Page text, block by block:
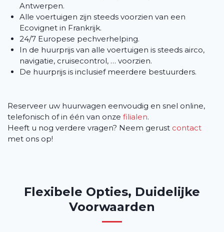
Antwerpen.
Alle voertuigen zijn steeds voorzien van een
Ecovignet in Frankrijk.
24/7 Europese pechverhelping.
In de huurprijs van alle voertuigen is steeds airco,
navigatie, cruisecontrol, … voorzien.
De huurprijs is inclusief meerdere bestuurders.
Reserveer uw huurwagen eenvoudig en snel online,
telefonisch of in één van onze filialen.
Heeft u nog verdere vragen? Neem gerust contact
met ons op!
Flexibele Opties, Duidelijke
Voorwaarden